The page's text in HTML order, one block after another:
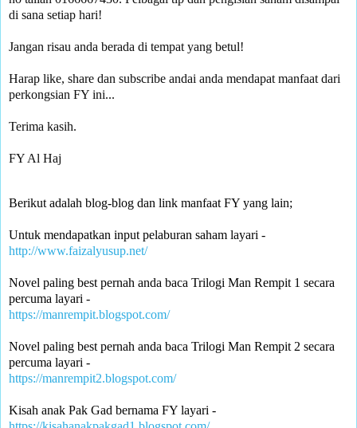
di sana setiap hari!
Jangan risau anda berada di tempat yang betul!
Harap like, share dan subscribe andai anda mendapat manfaat dari
perkongsian FY ini...
Terima kasih.
FY Al Haj
Berikut adalah blog-blog dan link manfaat FY yang lain;
Untuk mendapatkan input pelaburan saham layari -
http://www.faizalyusup.net/
Novel paling best pernah anda baca Trilogi Man Rempit 1 secara
percuma layari -
https://manrempit.blogspot.com/
Novel paling best pernah anda baca Trilogi Man Rempit 2 secara
percuma layari -
https://manrempit2.blogspot.com/
Kisah anak Pak Gad bernama FY layari -